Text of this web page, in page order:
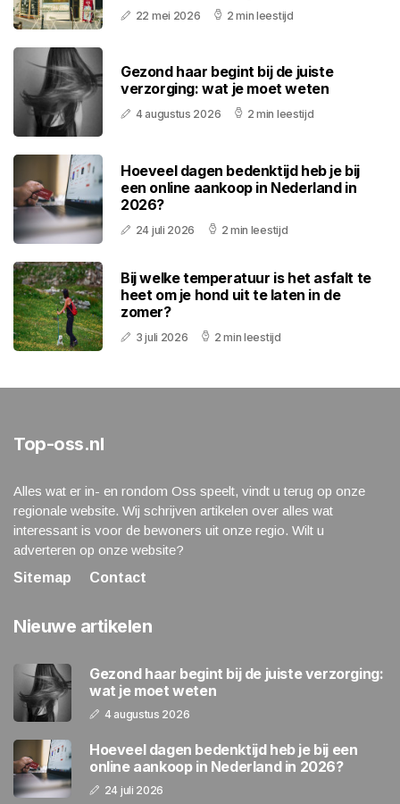
22 mei 2026 2 min leestijd
Gezond haar begint bij de juiste
verzorging: wat je moet weten
4 augustus 2026 2 min leestijd
Hoeveel dagen bedenktijd heb je bij
een online aankoop in Nederland in
2026?
24 juli 2026 2 min leestijd
Bij welke temperatuur is het asfalt te
heet om je hond uit te laten in de
zomer?
3 juli 2026 2 min leestijd
Top-oss.nl
Alles wat er in- en rondom Oss speelt, vindt u terug op onze
regionale website. Wij schrijven artikelen over alles wat
interessant is voor de bewoners uit onze regio. Wilt u
adverteren op onze website?
Sitemap
Contact
Nieuwe artikelen
Gezond haar begint bij de juiste verzorging:
wat je moet weten
4 augustus 2026
Hoeveel dagen bedenktijd heb je bij een
online aankoop in Nederland in 2026?
24 juli 2026